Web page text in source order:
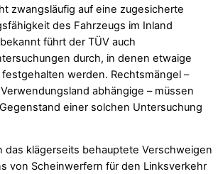
zwangsläufig auf eine zugesicherte
des Fahrzeugs im Inland
führt der TÜV auch
durch, in denen etwaige
werden. Rechtsmängel –
abhängige – müssen
einer solchen Untersuchung
das klägerseits behauptete Verschweigen
von Scheinwerfern für den Linksverkehr